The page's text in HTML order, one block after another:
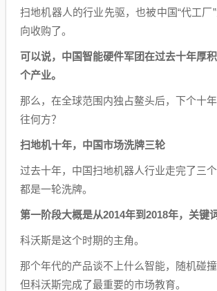
扫地机器人的行业先驱，也被中国“代工厂
向收购了。
可以说，中国智能硬件军团在过去十年厚
个产业。
那么，在全球范围内独占鳌头后，下个十
往何方？
扫地机十年，中国市场洗牌三轮
过去十年，中国扫地机器人行业走完了三
都是一轮洗牌。
第一阶段大概是从2014年到2018年，关键
科沃斯是这个时期的主角。
那个年代的产品谈不上什么智能，随机碰撞
但科沃斯完成了最重要的市场教育。